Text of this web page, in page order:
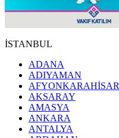
İSTANBUL
ADANA
ADIYAMAN
AFYONKARAHİSAR
AKSARAY
AMASYA
ANKARA
ANTALYA